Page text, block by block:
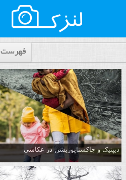
فهرست
دیپتیک و جاکستا‌پوزیشن در عکاسی